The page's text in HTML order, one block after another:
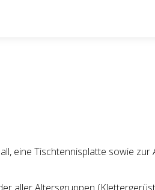
eine Tischtennisplatte sowie